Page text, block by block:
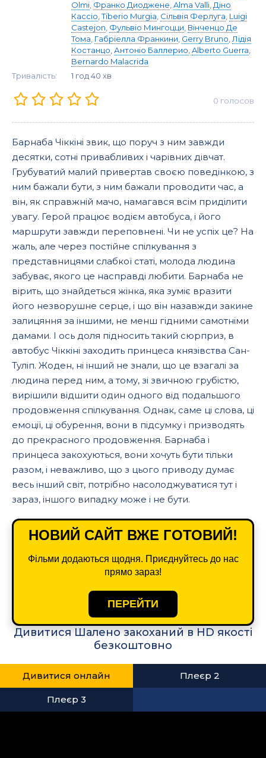
Olmi Франко Диоджене Alma Valli Діно
Кассіо ,Tiberio Murgia Сільвія Ферлуга Luigi
Castejon Фульвіо Мингоцци Вінченцо Де
Тома Габріелла Франкини Gerry Bruno Лідія
Костанцо Антоніо Баллерио Alberto Guerra
Bernardo Malacrida
Тривалість:
1 год 40 хв
0 голосов
Барнаба Чіккіні звик, що поруч з ним завжди
десятки, сотні привабливих і чарівних дівчат.
Грубуватий малий привертав своєю поведінкою, з
ним бажали бути, з ним бажали проводити час, а
він, як справжній мачо, намагався всім приділити
увагу. Герой працює водієм автобуса, і його
маршрути завжди переповнені. Чи не успіх це? На
жаль, але через постійне спілкування з
представницями слабкої статі, молода людина
забуває, якого це насправді любити. Барнаба не
вірить, що знайдеться жінка, яка зуміє вразити
його незворушне серце, і що він назавжди закине
залицяння за іншими, не менш гідними самотніми
дамами. І ось доля підносить такий сюрприз, в
автобус Чіккіні заходить принцеса князівства Сан-
Туліп. Жоден, ні інший не знали, що це взагалі за
людина перед ним, а тому, зі звичною грубістю,
вирішили відшити один одного від подальшого
продовження спілкування. Однак, саме ці слова, ці
емоції, ці обурення, вони в підсумку і призводять
до прекрасного продовження. Барнаба і
принцеса закохуються, вони хочуть бути тільки
разом, і неважливо, що з цього приводу думає
весь інший світ, потрібно насолоджуватися тут і
зараз, іншого випадку може і не бути.
НОВИЙ САЙТ ВЖЕ ГОТОВИЙ!
Фільми додаються щодня. Приєднуйтесь до нас
прямо зараз!
ПЕРЕЙТИ
Дивитися Шалено закоханий в HD якості
безкоштовно
Дивитися онлайн Плеєр 2
Плеєр 3